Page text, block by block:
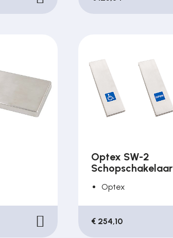
Optex SW-2
Schopschakelaar
Optex
€ 254,10